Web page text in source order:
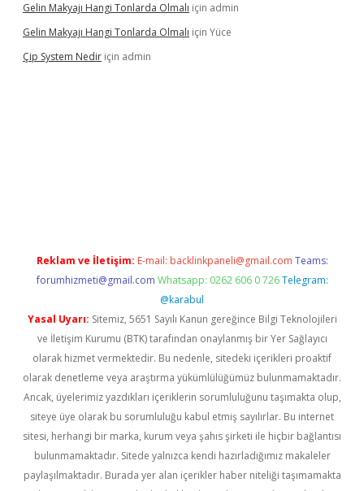
Gelin Makyajı Hangi Tonlarda Olmalı için admin
Gelin Makyajı Hangi Tonlarda Olmalı için Yüce
Çip System Nedir için admin
Reklam ve İletişim: E-mail: backlinkpaneli@gmail.com Teams:
forumhizmeti@gmail.com Whatsapp: 0262 606 0 726 Telegram:
@karabul
Yasal Uyarı: Sitemiz, 5651 Sayılı Kanun gereğince Bilgi Teknolojileri
ve İletişim Kurumu (BTK) tarafından onaylanmış bir Yer Sağlayıcı
olarak hizmet vermektedir. Bu nedenle, sitedeki içerikleri proaktif
olarak denetleme veya araştırma yükümlülüğümüz bulunmamaktadır.
Ancak, üyelerimiz yazdıkları içeriklerin sorumluluğunu taşımakta olup,
siteye üye olarak bu sorumluluğu kabul etmiş sayılırlar. Bu internet
sitesi, herhangi bir marka, kurum veya şahıs şirketi ile hiçbir bağlantısı
bulunmamaktadır. Sitede yalnızca kendi hazırladığımız makaleler
paylaşılmaktadır. Burada yer alan içerikler haber niteliği taşımamakta